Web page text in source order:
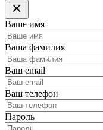
Ваше имя
Ваша фамилия
Ваш email
Ваш телефон
Пароль